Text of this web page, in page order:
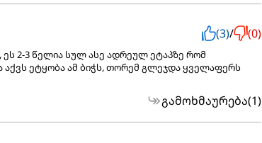
(3)/ (0)
ეს 2-3 წელია სულ ასე ადრეულ ეტაპზე რომ
ეტყობა ამ ბიჭს, თორემ გლეჯდა ყველაფერს
გამოხმაურება(1)